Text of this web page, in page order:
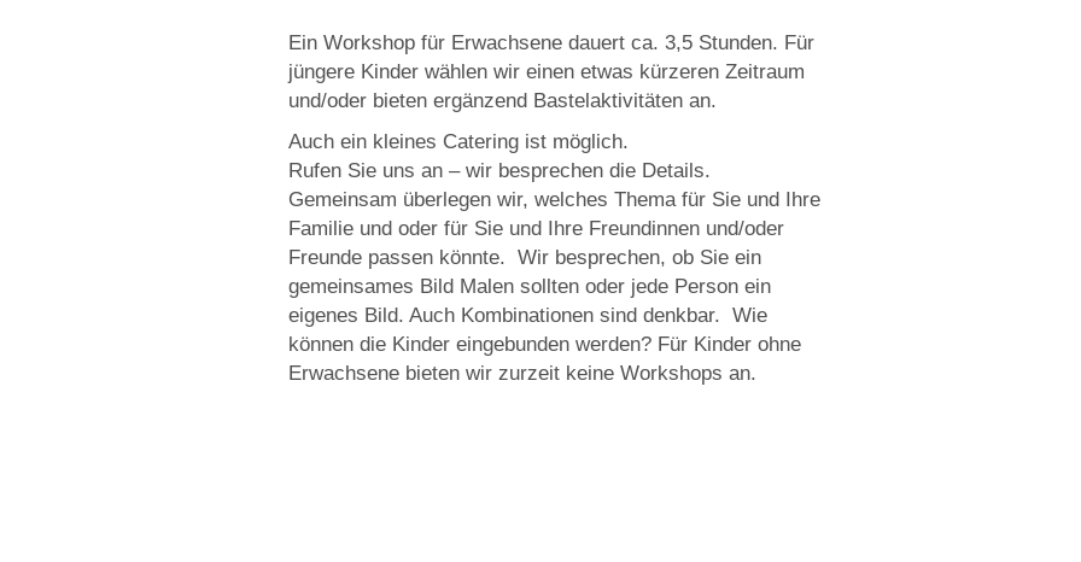
Ein Workshop für Erwachsene dauert ca. 3,5 Stunden. Für
jüngere Kinder wählen wir einen etwas kürzeren Zeitraum
und/oder bieten ergänzend Bastelaktivitäten an.
Auch ein kleines Catering ist möglich.
Rufen Sie uns an – wir besprechen die Details.
Gemeinsam überlegen wir, welches Thema für Sie und Ihre
Familie und oder für Sie und Ihre Freundinnen und/oder
Freunde passen könnte. Wir besprechen, ob Sie ein
gemeinsames Bild Malen sollten oder jede Person ein
eigenes Bild. Auch Kombinationen sind denkbar. Wie
können die Kinder eingebunden werden? Für Kinder ohne
Erwachsene bieten wir zurzeit keine Workshops an.